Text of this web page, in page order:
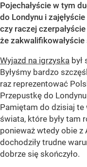
Pojechałyście w tym
do Londynu i
czy raczej
że
Wyjazd na igrzyska był
Byłyśmy bardzo
raz reprezentować
Przepustkę do
Pamiętam do dzisiaj
świata, które były tam
ponieważ wtedy obie z
dochodziły trudne
dobrze się skończyło.